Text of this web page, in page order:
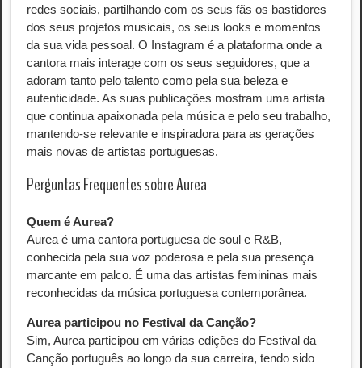
redes sociais, partilhando com os seus fãs os bastidores
dos seus projetos musicais, os seus looks e momentos
da sua vida pessoal. O Instagram é a plataforma onde a
cantora mais interage com os seus seguidores, que a
adoram tanto pelo talento como pela sua beleza e
autenticidade. As suas publicações mostram uma artista
que continua apaixonada pela música e pelo seu trabalho,
mantendo-se relevante e inspiradora para as gerações
mais novas de artistas portuguesas.
Perguntas Frequentes sobre Aurea
Quem é Aurea?
Aurea é uma cantora portuguesa de soul e R&B,
conhecida pela sua voz poderosa e pela sua presença
marcante em palco. É uma das artistas femininas mais
reconhecidas da música portuguesa contemporânea.
Aurea participou no Festival da Canção?
Sim, Aurea participou em várias edições do Festival da
Canção português ao longo da sua carreira, tendo sido